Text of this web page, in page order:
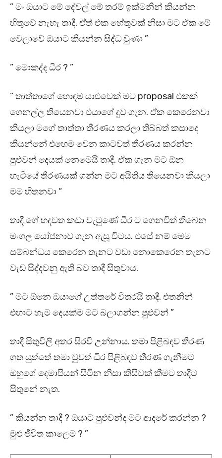
” මං ඔයාට මේ දේවල් මේ තරම් ඉක්මනින් කියන්න
හිතුවේ නැහැ තාදී. ඒත් එක හේතුවක් නිසා මට ඒක මේ
වෙලාවේ ඔයාට කියන්න සිද්ධ වුණා ”
” මොකද්ද ධීර ? ”
” තාත්තාගේ හොඳම යාළුවෙක් මට proposal එකක්
ගෙනල්ල තියෙනවා එයාගේ දුව ගැන. ඒක කෙරෙනවා
කියලා මගේ තාත්තා තීරණය කරලා තිබ්බත් කසාදෙ
කියන්නේ එහෙම වෙන කාටවත් තීරණය කරන්න
පුළුවන් දෙයක් නෙමෙයි තාදී. ඒක ගැන මට ඕන
හැටියේ තීරණයක් ගන්න මට අයිතිය තියෙනවා කියලා
මම හිතනවා “
තාදී ගේ හදවත කඩා වැටුණේ ධීර ට ගෙනවිත් තිබෙන
මංගල යෝජනාව ගැන ඇසූ විටය. එසේ නම් මෙම
සම්බන්ධය කෙරෙන තැනට වඩා නොකෙරෙන තැනට
වැඩ සිද්දවනු ඇති බව තාදී සිතුවාය.
” මට ඕනෙ ඔයාගේ උත්තරේ විතරයි තාදී. එතනින්
එහාට හැම දෙයක්ම මට බලාගන්න පුළුවන් ”
තාදී සිතුවිලි අතර සිරවී උන්නාය. තමා පිළිබඳව තීරණ
ගත යුත්තේ තමා වුවත් ධීර පිළිබඳව තීරණ ගැනීමට
ඔහුගේ දෙමාපියන් සිටින නිසා කිසිවක් කීමට තාදීට
සිතුනේ නැත.
” කියන්න තාදී ? ඔයාට පුළුවන්ද මට ආදරේ කරන්න ?
මුළු ජීවිත කාලෙම ? ”